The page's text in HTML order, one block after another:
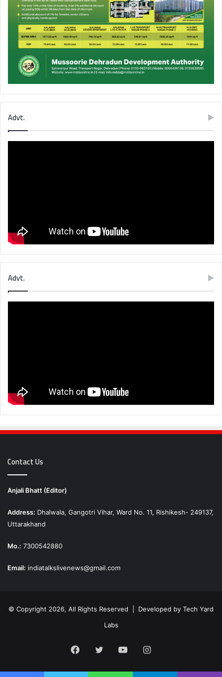
Advt.
Advt.
Contact Us
Anjali Bhatt (Editor)
Address: Dhalwala, Gangotri Vihar, Ward No. 11, Rishikesh- 249137,
Uttarakhand
Mo.: 7300542880
Email: indiatalkslivenews@gmail.com
© Copyright 2026, All Rights Reserved | Developed by Tech Yard
Labs
Facebook
Twitter YouTubeInstagram